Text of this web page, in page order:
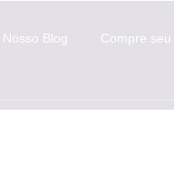
Nosso Blog Compre seu